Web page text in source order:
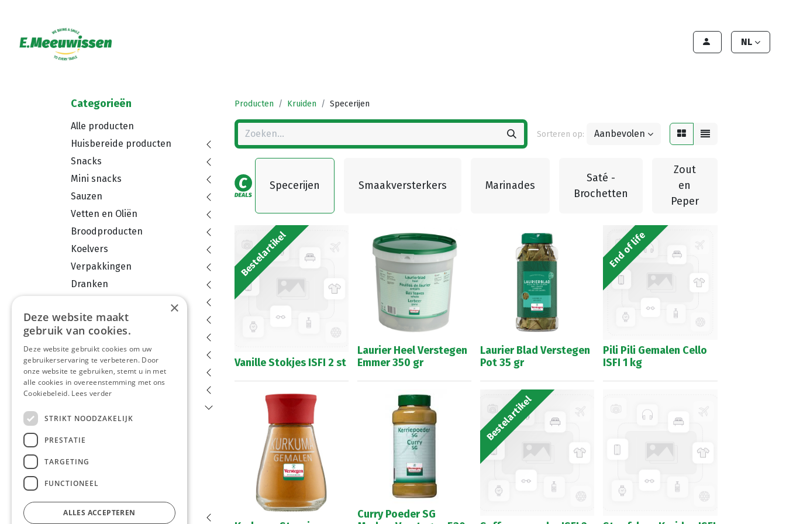
NL
Categorieën
Alle producten
Huisbereide producten
Snacks
Mini snacks
Sauzen
Vetten en Oliën
Broodproducten
Koelvers
Verpakkingen
Dranken
Diepvries
Dessert
Groenten en fruit
Droge Voeding
Conserven en bokalen
Specerijen
Smaakversterkers
Marinades
Snoepgoed
Producten Kruiden Specerijen
Sorteren op: Aanbevolen
Specerijen Smaakversterkers Marinades
Saté -
Brochetten
Zout
en
Peper
Bestelartikel
Vanille Stokjes ISFI 2 st
Laurier Heel Verstegen
Emmer 350 gr
Laurier Blad Verstegen
Pot 35 gr
End of life
Pili Pili Gemalen Cello
ISFI 1 kg
Curry Poeder SG
Bestelartikel
×
Deze website maakt
gebruik van cookies.
Deze website gebruikt cookies om uw
gebruikerservaring te verbeteren. Door
onze website te gebruiken, stemt u in met
alle cookies in overeenstemming met ons
Cookiebeleid. Lees verder
STRIKT NOODZAKELIJK
PRESTATIE
TARGETING
FUNCTIONEEL
ALLES ACCEPTEREN